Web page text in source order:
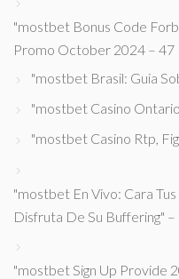
"mostbet Bonus Code
Promo October 2024 – 47
"mostbet Brasil: Guia
"mostbet Casino
"mostbet Casino Rtp,
"mostbet En Vivo: Cara
Disfruta De Su Buffering" –
"mostbet Sign Up Provide